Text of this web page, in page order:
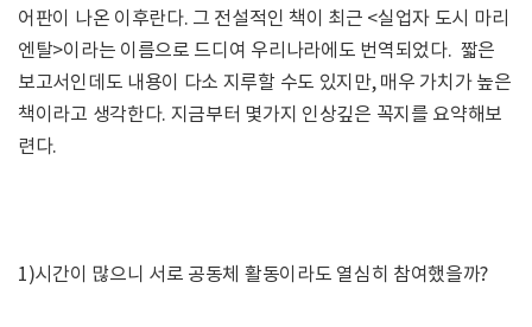
어판이 나온 이후란다. 그 전설적인 책이 최근 <실업자 도시 마리
엔탈>이라는 이름으로 드디여 우리나라에도 번역되었다. 짧은
보고서인데도 내용이 다소 지루할 수도 있지만, 매우 가치가 높은
책이라고 생각한다. 지금부터 몇가지 인상깊은 꼭지를 요약해보
련다.
1)시간이 많으니 서로 공동체 활동이라도 열심히 참여했을까?